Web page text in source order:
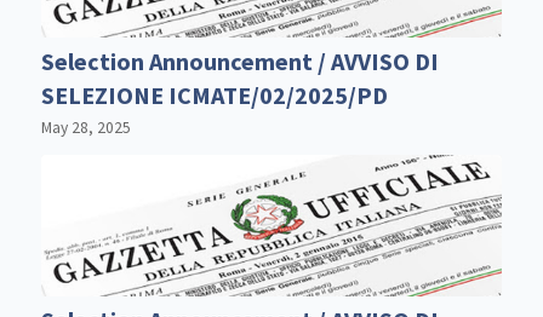
Selection Announcement / AVVISO DI
SELEZIONE ICMATE/02/2025/PD
May 28, 2025